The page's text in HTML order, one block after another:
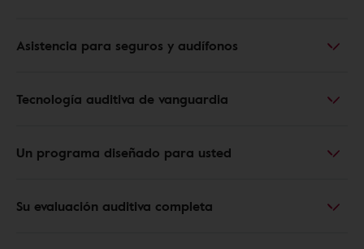
Asistencia para seguros y audífonos
Tecnología auditiva de vanguardia
Un programa diseñado para usted
Su evaluación auditiva completa